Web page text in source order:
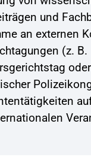
und
an externen
(z. B.
oder